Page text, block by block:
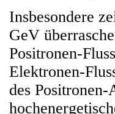
Insbesondere
GeV
Positronen-
Elektronen-
des